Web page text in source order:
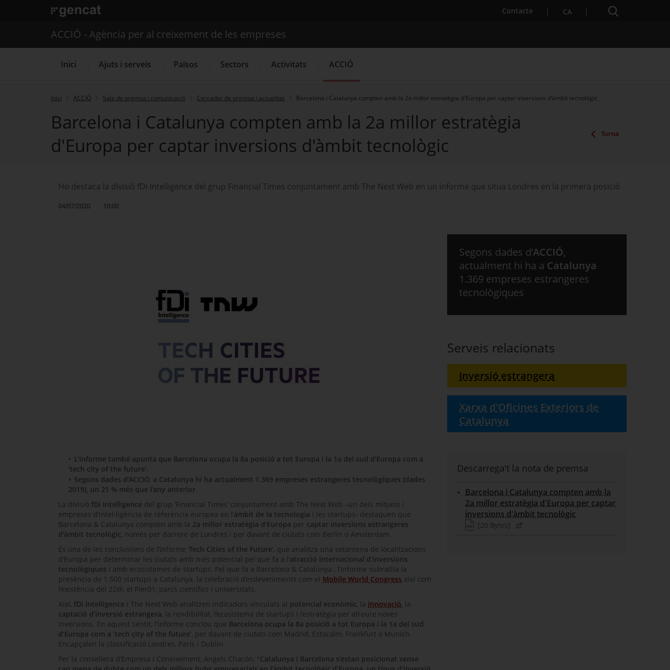
. Obre en una nova finestra. Contacte . Obre en una nova finestra.
CA Cercador
Cercador
Serveis d'internacionalització Serveis d'innovació Convocatòries d'ajuts obertes Últimes notícies Properes activitats
ACCIÓ - Agència per al creixement de les empreses
Inici Ajuts i serveis Països Sectors Activitats ACCIÓ
Inici ACCIÓ Sala de premsa i comunicació Cercador de premsa i actualitat Barcelona i Catalunya compten amb la 2a millor estratègia d'Europa per captar inversions d'àmbit tecnològic
Barcelona i Catalunya compten amb la 2a millor estratègia
d'Europa per captar inversions d'àmbit tecnològic
Torna
Ho destaca la divisió fDi Intelligence del grup Financial Times conjuntament amb The Next Web en un informe que situa Londres en la primera posició
04/07/2020 10:00
L’informe també apunta que Barcelona ocupa la 8a posició a tot Europa i la 1a del sud d’Europa com a
‘tech city of the future’.
Segons dades d’ACCIÓ, a Catalunya hi ha actualment 1.369 empreses estrangeres tecnològiques (dades
2019), un 21 % més que l’any anterior.
La divisió fDi Intelligence del grup ‘Financial Times’ conjuntament amb The Next Web –un dels mitjans i
empreses d’intel·ligència de referència europea en l’àmbit de la tecnologia i les startups- destaquen que
Barcelona & Catalunya compten amb la 2a millor estratègia d’Europa per captar inversions estrangeres
d’àmbit tecnològic, només per darrere de Londres i per davant de ciutats com Berlín o Amsterdam.
És una de les conclusions de l’informe ‘Tech Cities of the Future’, que analitza una setantena de localitzacions
d’Europa per determinar les ciutats amb més potencial pel que fa a l’atracció internacional d’inversions
tecnològiques i amb ecosistemes de startups. Pel que fa a Barcelona & Catalunya , l’informe subratlla la
presència de 1.500 startups a Catalunya, la celebració d’esdeveniments com el Mobile World Congress així com
l’existència del 22@, el Pier01, parcs científics i universitats.
Així, fDi Intelligence i The Next Web analitzen indicadors vinculats al potencial econòmic, la innovació, la
captació d’inversió estrangera, la rendibilitat, l’ecosistema de startups i l’estratègia per atreure noves
inversions. En aquest sentit, l’informe conclou que Barcelona ocupa la 8a posició a tot Europa i la 1a del sud
d’Europa com a ‘tech city of the future’, per davant de ciutats com Madrid, Estocolm, Frankfurt o Munich.
Encapçalen la classificació Londres, París i Dublín.
Per la consellera d’Empresa i Coneixement, Àngels Chacón, " Catalunya i Barcelona s’estan posicionat sense
Segons dades d’ACCIÓ,
actualment hi ha a Catalunya
1.369 empreses estrangeres
tecnològiques
Serveis relacionats
Inversió estrangera
Xarxa d'Oficines Exteriors de
Catalunya
Descarrega't la nota de premsa
Barcelona i Catalunya compten amb la
2a millor estratègia d'Europa per captar
inversions d'àmbit tecnològic
(Pes del fitxer)
[20 Bytes]